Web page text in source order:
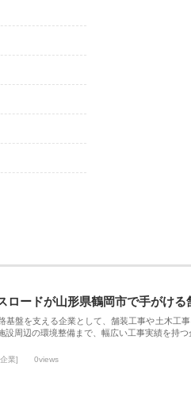
ロードが山形県鶴岡市で手がける
基盤を支える企業として、舗装工事や土木工
設周辺の環境整備まで、幅広い工事実績を持
業] 0views